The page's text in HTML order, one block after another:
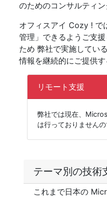
のためのコンサルティン
オフィスアイ Cozy ! で
管理」できるようご支
ため 弊社で実施してい
情報を継続的にご提供
リモート支援
弊社では現在、
は行っておりませんの
テーマ別の技術
これまで日本の